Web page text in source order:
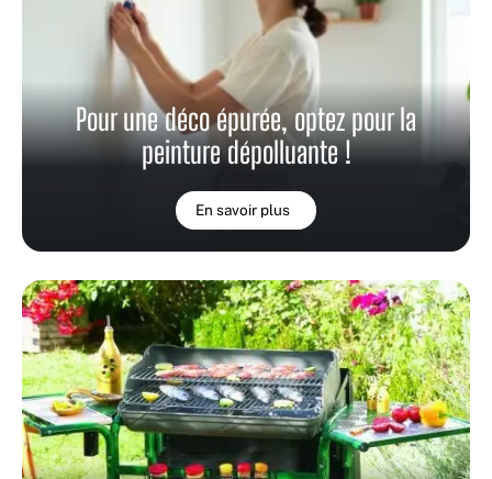
Pour une déco épurée, optez pour la
peinture dépolluante !
En savoir plus